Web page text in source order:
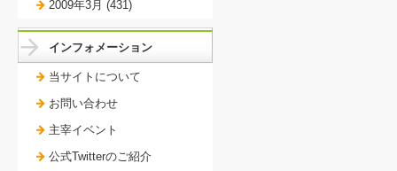
2009年3月 (431)
インフォメーション
当サイトについて
お問い合わせ
主宰イベント
公式Twitterのご紹介